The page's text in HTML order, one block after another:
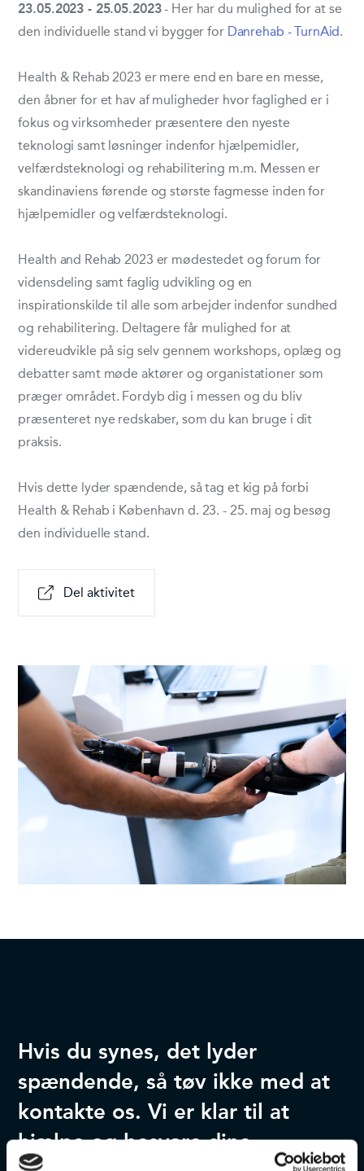
23.05.2023 - 25.05.2023- Her har du mulighed for at se
den individuelle stand vi bygger for Danrehab - TurnAid.
Health & Rehab 2023 er mere end en bare en messe,
den åbner for et hav af muligheder hvor faglighed er i
fokus og virksomheder præsentere den nyeste
teknologi samt løsninger indenfor hjælpemidler,
velfærdsteknologi og rehabilitering m.m. Messen er
skandinaviens førende og største fagmesse inden for
hjælpemidler og velfærdsteknologi.
Health and Rehab 2023 er mødestedet og forum for
vidensdeling samt faglig udvikling og en
inspirationskilde til alle som arbejder indenfor sundhed
og rehabilitering. Deltagere får mulighed for at
videreudvikle på sig selv gennem workshops, oplæg og
debatter samt møde aktører og organistationer som
præger området. Fordyb dig i messen og du bliv
præsenteret nye redskaber, som du kan bruge i dit
praksis.
Hvis dette lyder spændende, så tag et kig på forbi
Health & Rehab i København d. 23. - 25. maj og besøg
den individuelle stand.
Del aktivitet
Hvis du synes, det lyder
spændende, så tøv ikke med at
kontakte os. Vi er klar til at
hjælpe og besvare dine